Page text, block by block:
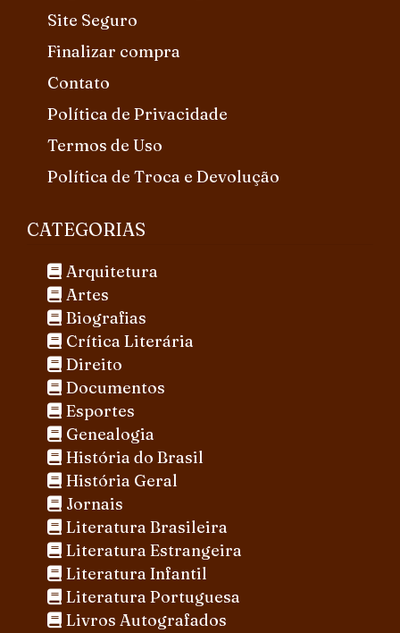
Site Seguro
Finalizar compra
Contato
Política de Privacidade
Termos de Uso
Política de Troca e Devolução
CATEGORIAS
Arquitetura
Artes
Biografias
Crítica Literária
Direito
Documentos
Esportes
Genealogia
História do Brasil
História Geral
Jornais
Literatura Brasileira
Literatura Estrangeira
Literatura Infantil
Literatura Portuguesa
Livros Autografados